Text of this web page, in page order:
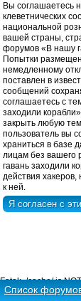
Вы соглашаетесь
клеветнических
национальной
вашей страны,
форумов «В нашу
Попытки
немедленному
поставлен в
сообщений
соглашаетесь с
заходили
закрыть любую
пользователь вы
храниться в базе
лицам без вашего
гавань заходили
действия хакеров,
к ней.
Список
Fatal: ./cache/ is